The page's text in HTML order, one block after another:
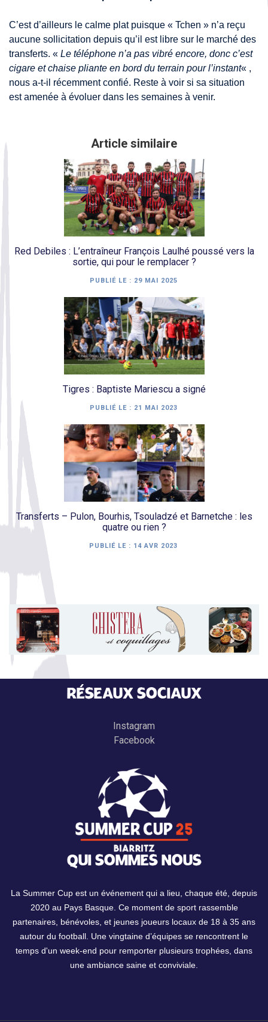
C’est d’ailleurs le calme plat puisque « Tchen » n’a reçu
aucune sollicitation depuis qu’il est libre sur le marché des
transferts. « Le téléphone n’a pas vibré encore, donc c’est
cigare et chaise pliante en bord du terrain pour l’instant« ,
nous a-t-il récemment confié. Reste à voir si sa situation
est amenée à évoluer dans les semaines à venir.
Article similaire
Red Debiles : L’entraîneur François Laulhé poussé vers la
sortie, qui pour le remplacer ?
PUBLIÉ LE : 29 MAI 2025
Tigres : Baptiste Mariescu a signé
PUBLIÉ LE : 21 MAI 2023
Transferts – Pulon, Bourhis, Tsouladzé et Barnetche : les
quatre ou rien ?
PUBLIÉ LE : 14 AVR 2023
RÉSEAUX SOCIAUX
Instagram
Facebook
QUI SOMMES NOUS
La Summer Cup est un événement qui a lieu, chaque été, depuis
2020 au Pays Basque. Ce moment de sport rassemble
partenaires, bénévoles, et jeunes joueurs locaux de 18 à 35 ans
autour du football. Une vingtaine d’équipes se rencontrent le
temps d'un week-end pour remporter plusieurs trophées, dans
une ambiance saine et conviviale.